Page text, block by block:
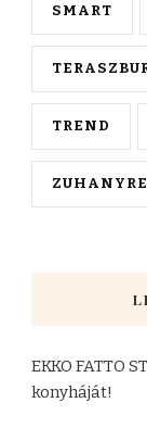
SMART
TREND
EKKO FATTO
konyháját!